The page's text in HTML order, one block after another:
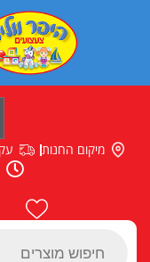
Products
מיקום החנות